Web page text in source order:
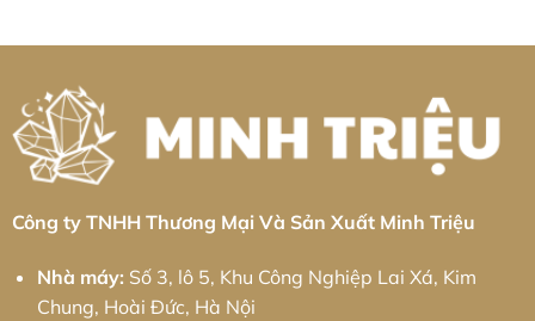
Toàn
Diện
&
Thực
Chiến
2026
Nhôm
KCN
Cổ
Chiên:
Tiêu
Chuẩn
Chính
Xác
Giải
Pháp
Ứng
Diện
Công ty TNHH Thương Mại Và Sản Xuất Minh Triệu
Nhà máy: Số 3, lô 5, Khu Công Nghiệp Lai Xá, Kim
Chung, Hoài Đức, Hà Nội